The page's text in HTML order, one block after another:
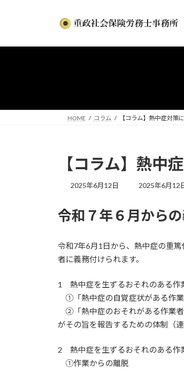
プ
動
HOME コラム 【コラム】熱中症対策
【コラム】熱中
2025年6月12日
最
新
日
:
2025年6月12
令和７年６月から
令和7年6月1日から、熱中症の重
者に義務付けられます。
1 熱中症を生ずるおそれのある作
①「熱中症の自覚症状がある作業
②「熱中症のおそれがある作業者
がその旨を報告するための体制（
2 熱中症を生ずるおそれのある作
①作業からの離脱